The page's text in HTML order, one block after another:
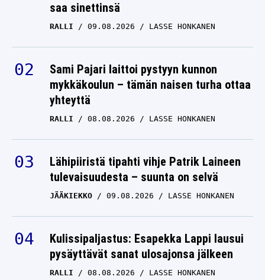
saa sinettinsä
RALLI 09.08.2026 LASSE HONKANEN
Sami Pajari laittoi pystyyn kunnon
mykkäkoulun – tämän naisen turha ottaa
yhteyttä
RALLI 08.08.2026 LASSE HONKANEN
Lähipiiristä tipahti vihje Patrik Laineen
tulevaisuudesta – suunta on selvä
JÄÄKIEKKO 09.08.2026 LASSE HONKANEN
Kulissipaljastus: Esapekka Lappi lausui
pysäyttävät sanat ulosajonsa jälkeen
RALLI 08.08.2026 LASSE HONKANEN